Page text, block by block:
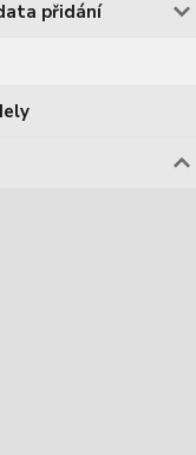
přidání